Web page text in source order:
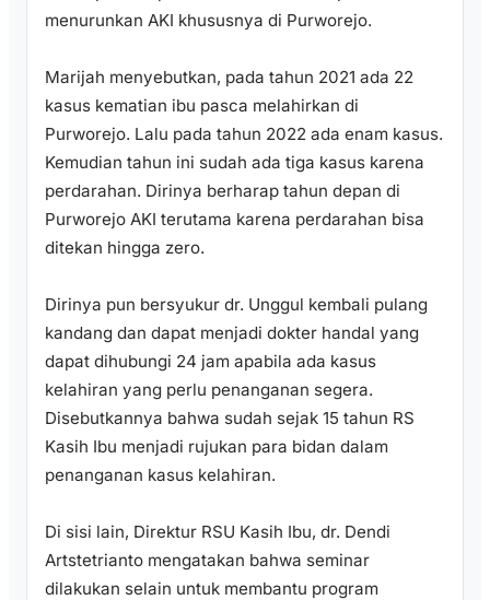
menurunkan AKI khususnya di Purworejo.
Marijah menyebutkan, pada tahun 2021 ada 22
kasus kematian ibu pasca melahirkan di
Purworejo. Lalu pada tahun 2022 ada enam kasus.
Kemudian tahun ini sudah ada tiga kasus karena
perdarahan. Dirinya berharap tahun depan di
Purworejo AKI terutama karena perdarahan bisa
ditekan hingga zero.
Dirinya pun bersyukur dr. Unggul kembali pulang
kandang dan dapat menjadi dokter handal yang
dapat dihubungi 24 jam apabila ada kasus
kelahiran yang perlu penanganan segera.
Disebutkannya bahwa sudah sejak 15 tahun RS
Kasih Ibu menjadi rujukan para bidan dalam
penanganan kasus kelahiran.
Di sisi lain, Direktur RSU Kasih Ibu, dr. Dendi
Artstetrianto mengatakan bahwa seminar
dilakukan selain untuk membantu program